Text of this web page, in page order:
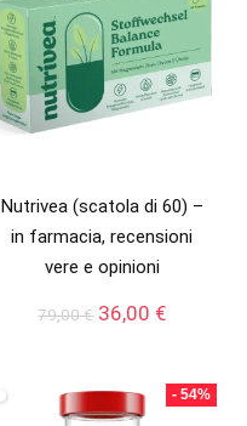
Nutrivea (scatola di 60) –
in farmacia, recensioni
vere e opinioni
79,00€ Il
79,00 €.
36,00 €Il
è:
36,00 €.
- 54%